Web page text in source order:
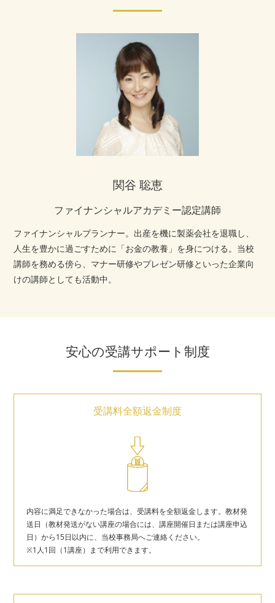
関谷 聡恵
ファイナンシャルアカデミー認定講師
ファイナンシャルプランナー。出産を機に製薬会社を退職し、
人生を豊かに過ごすために「お金の教養」を身につける。当校
講師を務める傍ら、マナー研修やプレゼン研修といった企業向
けの講師としても活動中。
安心の受講サポート制度
受講料全額返金制度
内容に満足できなかった場合は、受講料を全額返金します。教材発
送日（教材発送がない講座の場合には、講座開催日または講座申込
日）から15日以内に、当校事務局へご連絡ください。
※1人1回（1講座）まで利用できます。